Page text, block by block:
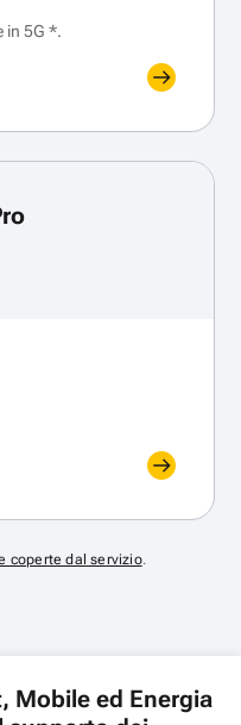
in 5G *.
coperte dal servizio.
Mobile ed Energia